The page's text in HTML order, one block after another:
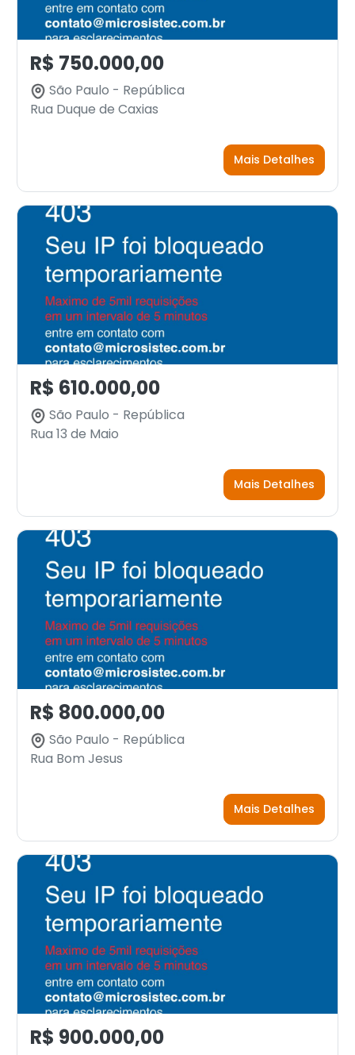
R$ 750.000,00
São Paulo - República
Rua Duque de Caxias
Mais Detalhes
R$ 610.000,00
São Paulo - República
Rua 13 de Maio
Mais Detalhes
R$ 800.000,00
São Paulo - República
Rua Bom Jesus
Mais Detalhes
R$ 900.000,00